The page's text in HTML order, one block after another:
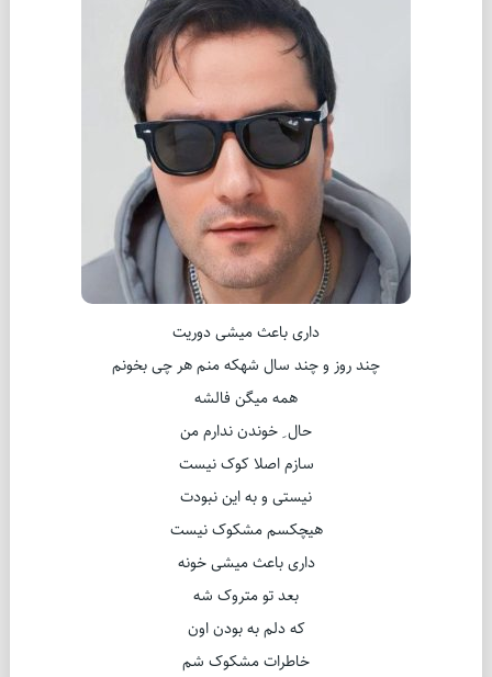
داری باعث میشی دوریت
چند روز و چند سال شهکه منم هر چی بخونم
همه میگن فالشه
حال ِ خوندن ندارم من
سازم اصلا کوک نیست
نیستی و به این نبودت
هیچکسم مشکوک نیست
داری باعث میشی خونه
بعد تو متروک شه
که دلم به بودن اون
خاطرات مشکوک شم